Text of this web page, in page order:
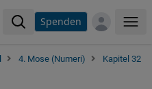
Spenden
4. Mose (Numeri)
Kapitel 32